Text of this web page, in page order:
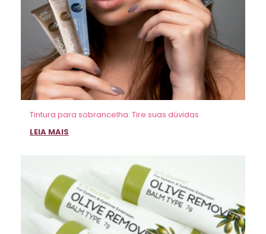
Tintura para sobrancelha: Tire suas dúvidas
LEIA MAIS